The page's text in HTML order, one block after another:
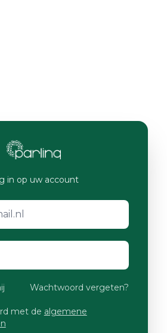
in op uw account
Wachtwoord vergeten?
met de algemene